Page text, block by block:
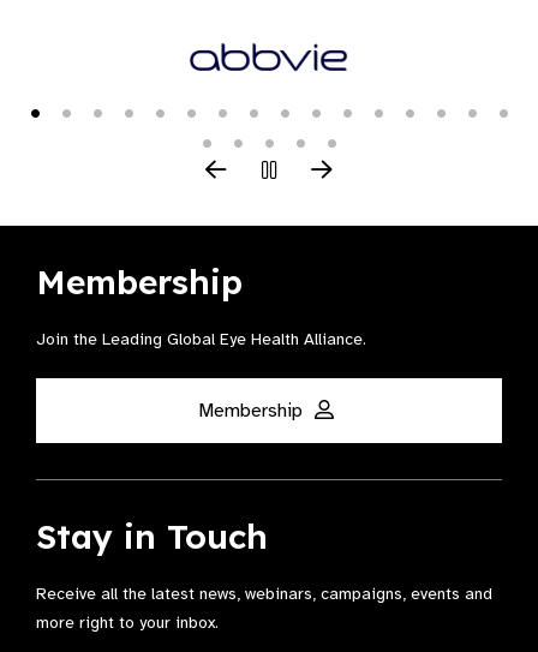
Membership
Join the Leading Global Eye Health Alliance​.
Membership
Stay in Touch
Receive all the latest news, webinars, campaigns, events and
more right to your inbox.